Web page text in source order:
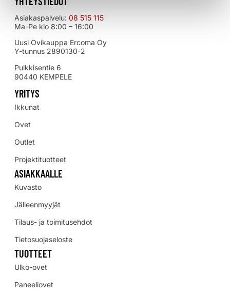
Asiakaspalvelu: 08 515 115
Ma-Pe klo 8:00 – 16:00
Uusi Ovikauppa Ercoma Oy
Y-tunnus 2890130-2
Pulkkisentie 6
90440 KEMPELE
YRITYS
Ikkunat
Ovet
Outlet
Projektituotteet
ASIAKKAALLE
Kuvasto
Jälleenmyyjät
Tilaus- ja toimitusehdot
Tietosuojaseloste
TUOTTEET
Ulko-ovet
Paneeliovet